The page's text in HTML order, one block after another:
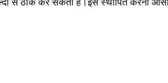
से ठीक कर सकता है।इसे स्थापित करना